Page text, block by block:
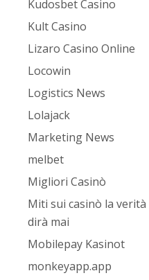
Kudosbet Casino
Kult Casino
Lizaro Casino Online
Locowin
Logistics News
Lolajack
Marketing News
melbet
Migliori Casinò
Miti sui casinò la
dirà mai
Mobilepay Kasinot
monkeyapp.app